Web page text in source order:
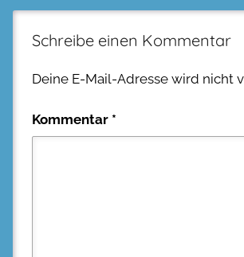
Schreibe einen Kommentar
Deine E-Mail-Adresse wird nicht
Kommentar *